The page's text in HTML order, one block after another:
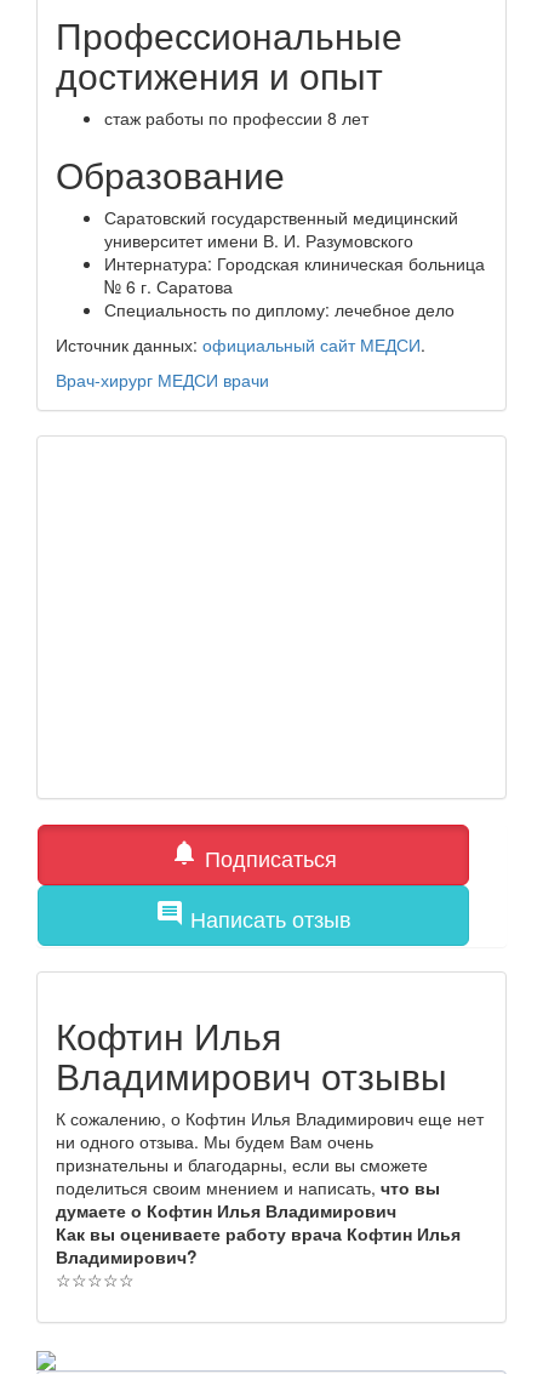
Профессиональные
достижения и опыт
стаж работы по профессии 8 лет
Образование
Саратовский государственный медицинский
университет имени В. И. Разумовского
Интернатура: Городская клиническая больница
№ 6 г. Саратова
Специальность по диплому: лечебное дело
Источник данных: официальный сайт МЕДСИ.
Врач-хирург МЕДСИ врачи
notifications Подписаться
comment Написать отзыв
Кофтин Илья
Владимирович отзывы
К сожалению, о Кофтин Илья Владимирович еще нет
ни одного отзыва. Мы будем Вам очень
признательны и благодарны, если вы сможете
поделиться своим мнением и написать, что вы
думаете о Кофтин Илья Владимирович
Как вы оцениваете работу врача Кофтин Илья
Владимирович?
☆☆☆☆☆